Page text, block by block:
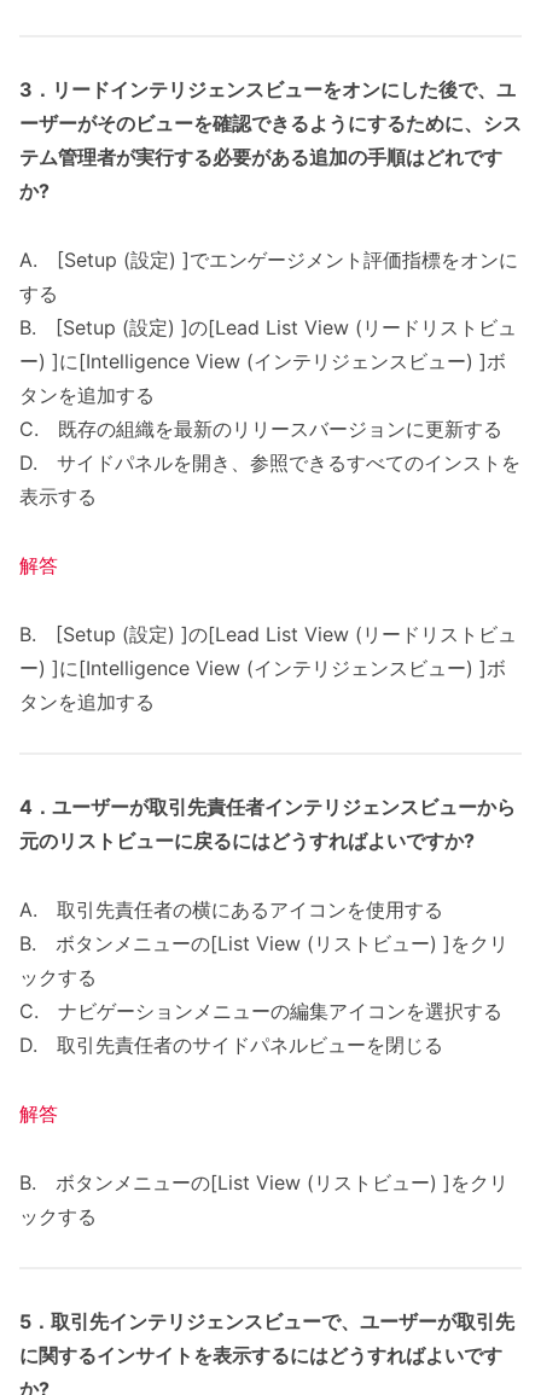
3． リードインテリジェンスビューをオンにした後で、ユ
ーザーがそのビューを確認できるようにするために、シス
テム管理者が実行する必要がある追加の手順はどれです
か?
A. [Setup (設定) ]でエンゲージメント評価指標をオンに
する
B. [Setup (設定) ]の[Lead List View (リードリストビュ
ー) ]に[Intelligence View (インテリジェンスビュー) ]ボ
タンを追加する
C. 既存の組織を最新のリリースバージョンに更新する
D. サイドパネルを開き、参照できるすべてのインストを
表示する
解答
B. [Setup (設定) ]の[Lead List View (リードリストビュ
ー) ]に[Intelligence View (インテリジェンスビュー) ]ボ
タンを追加する
4． ユーザーが取引先責任者インテリジェンスビューから
元のリストビューに戻るにはどうすればよいですか?
A. 取引先責任者の横にあるアイコンを使用する
B. ボタンメニューの[List View (リストビュー) ]をクリ
ックする
C. ナビゲーションメニューの編集アイコンを選択する
D. 取引先責任者のサイドパネルビューを閉じる
解答
B. ボタンメニューの[List View (リストビュー) ]をクリ
ックする
5 ． 取引先インテリジェンスビューで、ユーザーが取引先
に関するインサイトを表示するにはどうすればよいです
か?